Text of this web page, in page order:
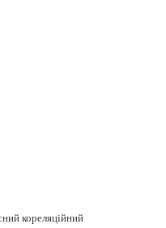
кореляційний